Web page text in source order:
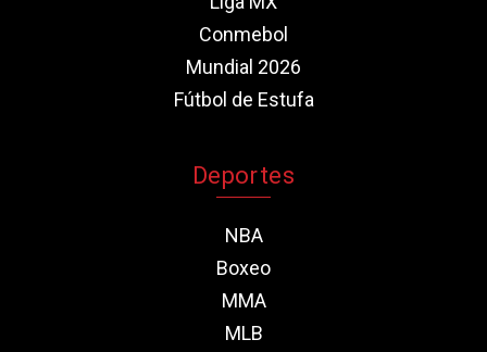
Conmebol
Mundial 2026
Fútbol de Estufa
Deportes
NBA
Boxeo
MMA
MLB